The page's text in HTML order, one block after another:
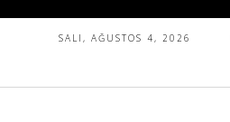
SALI, AĞUSTOS 4, 2026